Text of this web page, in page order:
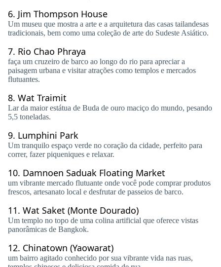
6. Jim Thompson House
Um museu que mostra a arte e a arquitetura das casas tailandesas
tradicionais, bem como uma coleção de arte do Sudeste Asiático.
7. Rio Chao Phraya
faça um cruzeiro de barco ao longo do rio para apreciar a
paisagem urbana e visitar atrações como templos e mercados
flutuantes.
8. Wat Traimit
Lar da maior estátua de Buda de ouro maciço do mundo, pesando
5,5 toneladas.
9. Lumphini Park
Um tranquilo espaço verde no coração da cidade, perfeito para
correr, fazer piqueniques e relaxar.
10. Damnoen Saduak Floating Market
um vibrante mercado flutuante onde você pode comprar produtos
frescos, artesanato local e desfrutar de passeios de barco.
11. Wat Saket (Monte Dourado)
Um templo no topo de uma colina artificial que oferece vistas
panorâmicas de Bangkok.
12. Chinatown (Yaowarat)
um bairro agitado conhecido por sua vibrante vida nas ruas,